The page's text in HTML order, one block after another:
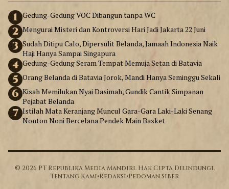
1 Gedung-Gedung VOC Dibangun tanpa WC
2 Mengurai Misteri dan Kontroversi Hari Jadi Jakarta 22 Juni
3 Sudah Ditipu Calo, Dipersulit Belanda, Jamaah Indonesia Naik
Haji Hanya Sampai Singapura
4 Gedung-Gedung Seram Tempat Memuja Setan di Batavia
5 Orang Belanda di Batavia Jorok, Mandi Hanya Seminggu Sekali
6 Kisah Memilukan Nyai Dasimah, Gundik Cantik Simpanan
Pejabat Belanda
7 Istilah Mata Keranjang Muncul Gara-Gara Laki-Laki Senang
Nonton Noni Bercelana Pendek Main Basket
© 2026 PT Republika Media Mandiri. Hak Cipta Dilindungi.
Tentang Kami•Redaksi•Pedoman Siber